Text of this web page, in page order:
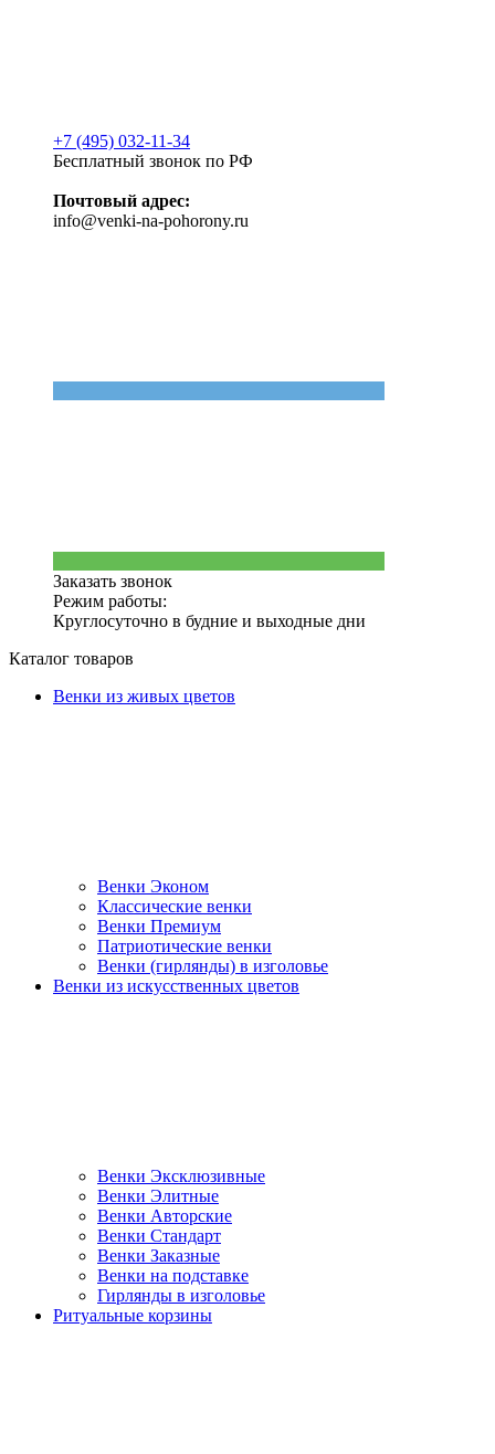
+7 (495) 032-11-34
Бесплатный звонок по РФ
Почтовый адрес:
info@venki-na-pohorony.ru
Заказать звонок
Режим работы:
Круглосуточно в будние и выходные дни
Каталог товаров
Венки из живых цветов
Венки Эконом
Классические венки
Венки Премиум
Патриотические венки
Венки (гирлянды) в изголовье
Венки из искусственных цветов
Венки Эксклюзивные
Венки Элитные
Венки Авторские
Венки Стандарт
Венки Заказные
Венки на подставке
Гирлянды в изголовье
Ритуальные корзины